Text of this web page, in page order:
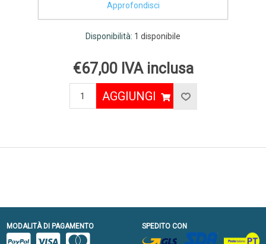
Produttore: SKF
Disponibilità: 1 disponibile
€67,00 IVA inclusa
AGGIUNGI
MODALITÀ DI PAGAMENTO SPEDITO CON
Approfondisci